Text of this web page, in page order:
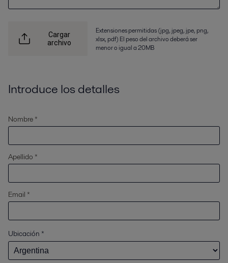
Cargar
archivo
Extensiones permitidas (jpg, jpeg, jpe, png,
xlsx, pdf) El peso del archivo deberá ser
menor o igual a 20MB
Introduce los detalles
Nombre *
Apellido *
Email *
Ubicación *